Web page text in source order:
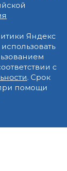
Яндекс
с
. Срок
помощи